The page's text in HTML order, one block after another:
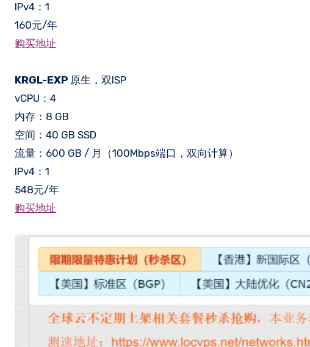
IPv4：1
160元/年
购买地址
KRGL-EXP 原生，双ISP
vCPU：4
内存：8 GB
空间：40 GB SSD
流量：600 GB / 月（100Mbps端口，双向计算）
IPv4：1
548元/年
购买地址